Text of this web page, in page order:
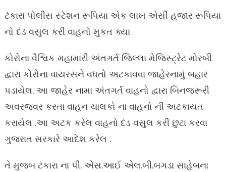
ટંકારા પોલીસ સ્ટેશન રૂપિયા એક લાખ એસી હજાર રૂપિયા
નો દંડ વસુલ કરી વાહનો મુકત ક્યા
કોરોના વૈશ્વિક મહામારી અંતગર્ત જિલ્લા મેજિસ્ટ્રેટ મોરબી
દ્વારા કોરોના વાયરસને વધતો અટકાવવા જાહેરનામું બહાર
પડાયેલ. આ જાહેર નામા અંતગર્ત વાહનો દ્વારા બિનજરૂરી
અવરજવર કરતા વાહન ચાલકો ના વાહનો ની અટકાયત
કરાયેલ .આ અટક કરેલ વાહનો દંડ વસુલ કરી છુટા કરવા
ગુજરાત સરકારે આદેશ કરેલ .
તે મુજબ ટંકારા ના પી. એસ.આઈ એલ.બી.બગડા સાહેબના